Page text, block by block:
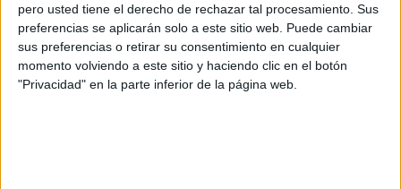
pero usted tiene el derecho de rechazar tal procesamiento. Sus
preferencias se aplicarán solo a este sitio web. Puede cambiar
sus preferencias o retirar su consentimiento en cualquier
momento volviendo a este sitio y haciendo clic en el botón
"Privacidad" en la parte inferior de la página web.
Buscar